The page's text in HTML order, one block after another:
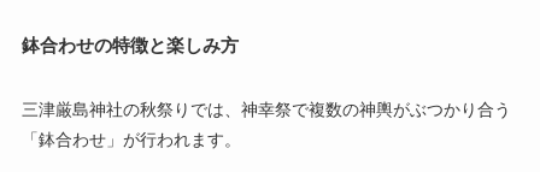
鉢合わせの特徴と楽しみ方
三津厳島神社の秋祭りでは、神幸祭で複数の神輿がぶつかり合う
「鉢合わせ」が行われます。